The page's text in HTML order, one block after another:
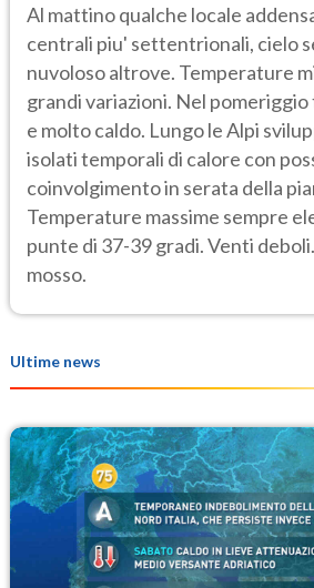
Al mattino qualche locale
centrali piu' settentrionali, cielo
nuvoloso altrove. Temperature
grandi variazioni. Nel
e molto caldo. Lungo le Alpi
isolati temporali di calore con
coinvolgimento in serata della
Temperature massime sempre
punte di 37-39 gradi. Venti
mosso.
Ultime news